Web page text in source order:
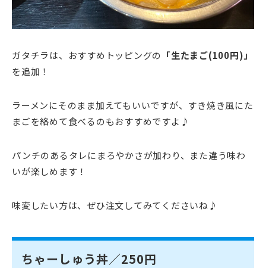
ガタチラは、おすすめトッピングの 「生たまご(100円)」
を追加！
ラーメンにそのまま加えてもいいですが、すき焼き風にた
まごを絡めて食べるのもおすすめですよ♪
パンチのあるタレにまろやかさが加わり、また違う味わ
いが楽しめます！
味変したい方は、ぜひ注文してみてくださいね♪
ちゃーしゅう丼／250円